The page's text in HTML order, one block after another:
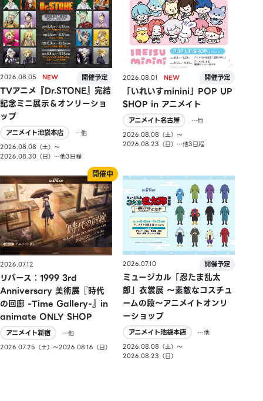
2026.08.05
TVアニメ『Dr.STONE』完結
記念ミニ展示＆オンリーショ
ップ
アニメイト池袋本店
…他
2026.08.08（土）〜
2026.08.30（日）…他3日程
2026.08.01
「いれいすminini」POP UP
SHOP in アニメイト
アニメイト名古屋
…他
2026.08.08（土）〜
2026.08.23（日）…他3日程
2026.07.12
リバース：1999 3rd
Anniversary 美術展『時代
の回廊 -Time Gallery-』in
animate ONLY SHOP
アニメイト新宿
…他
2026.07.25（土）〜2026.08.16（日）
2026.07.10
ミュージカル「忍たま乱太
郎」衣裳展 ～素敵なコスチュ
ームの段～アニメイトオンリ
ーショップ
アニメイト池袋本店
…他
2026.08.08（土）〜
2026.08.23（日）